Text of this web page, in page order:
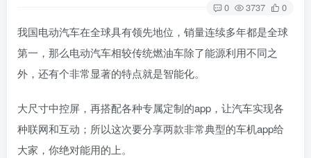
0 3737 0
我国电动汽车在全球具有领先地位，销量连续多年都是全球
第一，那么电动汽车相较传统燃油车除了能源利用不同之
外，还有个非常显著的特点就是智能化。
大尺寸中控屏，再搭配各种专属定制的app，让汽车实现各
种联网和互动；所以这次要分享两款非常典型的车机app给
大家，你绝对能用的上。